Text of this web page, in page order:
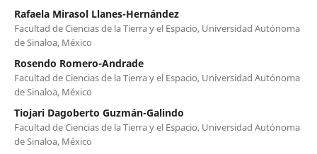
Rafaela Mirasol Llanes-Hernández
Facultad de Ciencias de la Tierra y el Espacio, Universidad Autónoma
de Sinaloa, México
Rosendo Romero-Andrade
Facultad de Ciencias de la Tierra y el Espacio, Universidad Autónoma
de Sinaloa, México
Tiojari Dagoberto Guzmán-Galindo
Facultad de Ciencias de la Tierra y el Espacio, Universidad Autónoma
de Sinaloa, México